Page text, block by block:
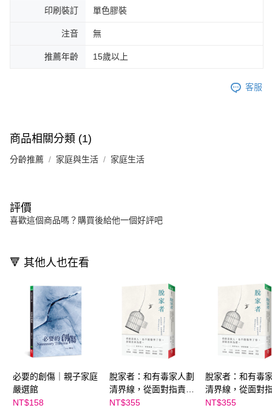
印刷裝訂 單色膠裝
注音 無
推薦年齡 15歲以上
客服
商品相關分類 (1)
分齡推薦 家庭與生活 家庭生活
評價
喜歡這個商品嗎？購買後給他一個好評吧
🔻 其他人也在看
必要的創傷｜親子家庭
嚴選館
NT$158
脫家者：和有毒家人劃
清界線，從面對指責、
修復創傷到重建自我價
NT$355
脫家者：和有毒
清界線，從面對
修復創傷到重建
NT$355